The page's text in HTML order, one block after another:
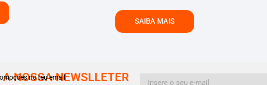
SAIBA MAIS
NOSSA NEWSLLETER
no teu email